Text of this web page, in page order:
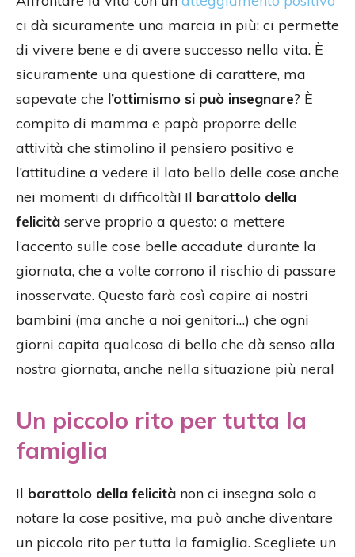
ci dà sicuramente una marcia in più: ci permette
di vivere bene e di avere successo nella vita. È
sicuramente una questione di carattere, ma
sapevate che l’ottimismo si può insegnare? È
compito di mamma e papà proporre delle
attività che stimolino il pensiero positivo e
l’attitudine a vedere il lato bello delle cose anche
nei momenti di difficoltà! Il barattolo della
felicità serve proprio a questo: a mettere
l’accento sulle cose belle accadute durante la
giornata, che a volte corrono il rischio di passare
inosservate. Questo farà così capire ai nostri
bambini (ma anche a noi genitori…) che ogni
giorni capita qualcosa di bello che dà senso alla
nostra giornata, anche nella situazione più nera!
Un piccolo rito per tutta la
famiglia
Il barattolo della felicità non ci insegna solo a
notare la cose positive, ma può anche diventare
un piccolo rito per tutta la famiglia. Scegliete un